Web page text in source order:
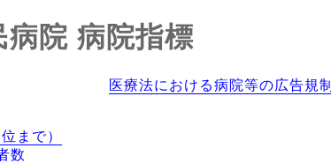
病院 病院指標
医療法における病院等の広告規
まで）
数